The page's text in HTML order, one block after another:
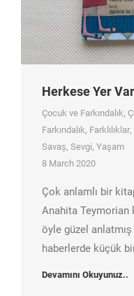
Herkese Yer Var
Çocuk ve Farkındalık,
Farkındalık, Farklılıklar,
Savaş, Sevgi, Yaşam
8 March 2020
Çok anlamlı bir
Anahita Teymorian
öyle güzel
haberlerde küçük
Devamını Okuyunuz..